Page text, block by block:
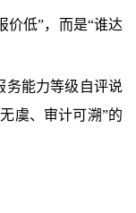
价低”，而是“谁达
务能力等级自评说
虞、审计可溯”的